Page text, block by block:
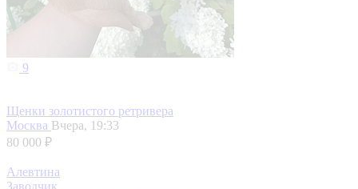
9
Щенки золотистого ретривера
Москва Вчера, 19:33
80 000 ₽
Алевтина
Заводчик